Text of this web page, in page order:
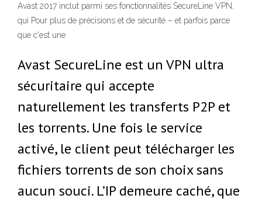
Avast 2017 inclut parmi ses fonctionnalités SecureLine VPN,
qui Pour plus de précisions et de sécurité – et parfois parce
que c'est une
Avast SecureLine est un VPN ultra
sécuritaire qui accepte
naturellement les transferts P2P et
les torrents. Une fois le service
activé, le client peut télécharger les
fichiers torrents de son choix sans
aucun souci. L’IP demeure caché, que